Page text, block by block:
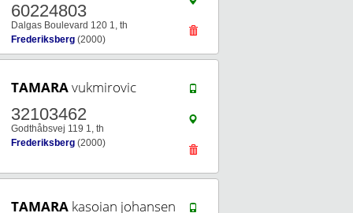
60224803
Dalgas Boulevard 120 1, th
Frederiksberg (2000)
TAMARAvukmirovic
32103462
Godthåbsvej 119 1, th
Frederiksberg (2000)
TAMARA kasoian johansen